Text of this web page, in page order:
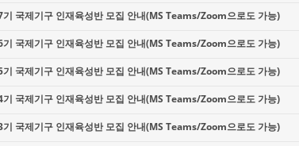
국제기구 인재육성반 모집 안내(MS Teams/Zoom으로도 가능)
국제기구 인재육성반 모집 안내(MS Teams/Zoom으로도 가능)
국제기구 인재육성반 모집 안내(MS Teams/Zoom으로도 가능)
국제기구 인재육성반 모집 안내(MS Teams/Zoom으로도 가능)
국제기구 인재육성반 모집 안내(MS Teams/Zoom으로도 가능)